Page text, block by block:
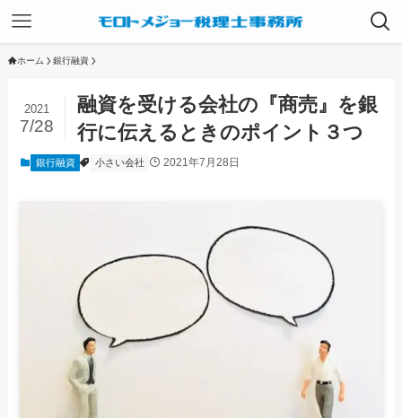
ホーム 銀行融資
融資を受ける会社の『商売』を銀
行に伝えるときのポイント３つ
2021
7/28
銀行融資 小さい会社 2021年7月28日